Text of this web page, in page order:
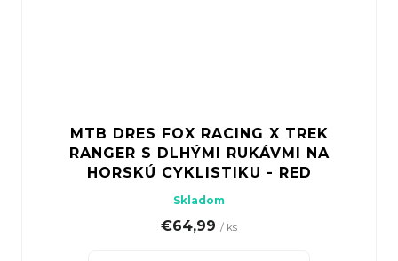
MTB DRES FOX RACING X TREK
RANGER S DLHÝMI RUKÁVMI NA
HORSKÚ CYKLISTIKU - RED
Skladom
€64,99 / ks